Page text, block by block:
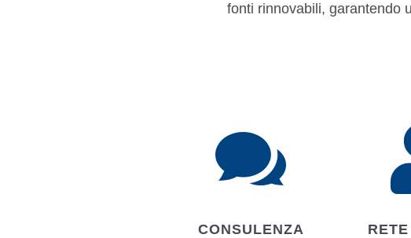
fonti rinnovabili, garantendo

CONSULENZA